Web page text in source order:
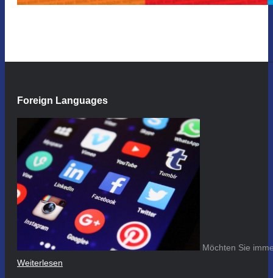
Foreign Languages
Möchten Sie
Weiterlesen